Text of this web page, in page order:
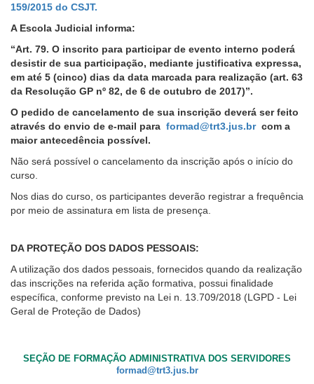
159/2015 do CSJT.
A Escola Judicial informa:
“Art. 79. O inscrito para participar de evento interno poderá
desistir de sua participação, mediante justificativa expressa,
em até 5 (cinco) dias da data marcada para realização (art. 63
da Resolução GP nº 82, de 6 de outubro de 2017)”.
O pedido de cancelamento de sua inscrição deverá ser feito
através do envio de e-mail para formad@trt3.jus.brcom a
maior antecedência possível.
Não será possível o cancelamento da inscrição após o início do
curso.
Nos dias do curso, os participantes deverão registrar a frequência
por meio de assinatura em lista de presença.
DA PROTEÇÃO DOS DADOS PESSOAIS:
A utilização dos dados pessoais, fornecidos quando da realização
das inscrições na referida ação formativa, possui finalidade
específica, conforme previsto na Lei n. 13.709/2018 (LGPD - Lei
Geral de Proteção de Dados)
SEÇÃO DE FORMAÇÃO ADMINISTRATIVA DOS SERVIDORES
formad@trt3.jus.br